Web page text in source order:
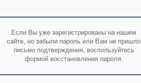
Если Вы уже зарегистрированы на нашем
сайте, но забыли пароль или Вам не пришло
письмо подтверждения, воспользуйтесь
формой восстановления пароля.